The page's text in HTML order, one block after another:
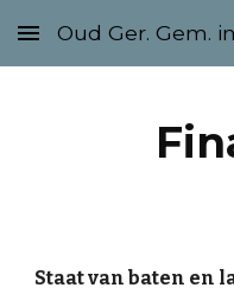
Skip to main content
Staat van baten en